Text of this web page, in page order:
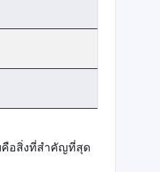
คือสิ่งที่สำคัญที่สุด